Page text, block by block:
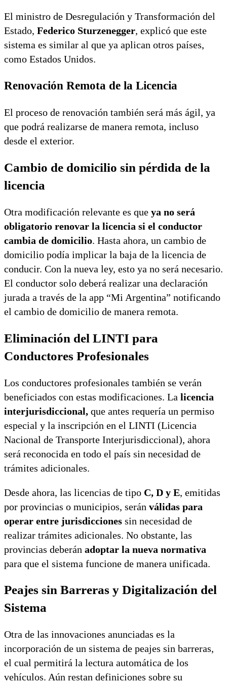
El ministro de Desregulación y Transformación del
Estado, Federico Sturzenegger, explicó que este
sistema es similar al que ya aplican otros países,
como Estados Unidos.
Renovación Remota de la Licencia
El proceso de renovación también será más ágil, ya
que podrá realizarse de manera remota, incluso
desde el exterior.
Cambio de domicilio sin pérdida de la
licencia
Otra modificación relevante es que ya no será
obligatorio renovar la licencia si el conductor
cambia de domicilio. Hasta ahora, un cambio de
domicilio podía implicar la baja de la licencia de
conducir. Con la nueva ley, esto ya no será necesario.
El conductor solo deberá realizar una declaración
jurada a través de la app “Mi Argentina” notificando
el cambio de domicilio de manera remota.
Eliminación del LINTI para
Conductores Profesionales
Los conductores profesionales también se verán
beneficiados con estas modificaciones. La licencia
interjurisdiccional, que antes requería un permiso
especial y la inscripción en el LINTI (Licencia
Nacional de Transporte Interjurisdiccional), ahora
será reconocida en todo el país sin necesidad de
trámites adicionales.
Desde ahora, las licencias de tipo C, D y E, emitidas
por provincias o municipios, serán válidas para
operar entre jurisdicciones sin necesidad de
realizar trámites adicionales. No obstante, las
provincias deberán adoptar la nueva normativa
para que el sistema funcione de manera unificada.
Peajes sin Barreras y Digitalización del
Sistema
Otra de las innovaciones anunciadas es la
incorporación de un sistema de peajes sin barreras,
el cual permitirá la lectura automática de los
vehículos. Aún restan definiciones sobre su